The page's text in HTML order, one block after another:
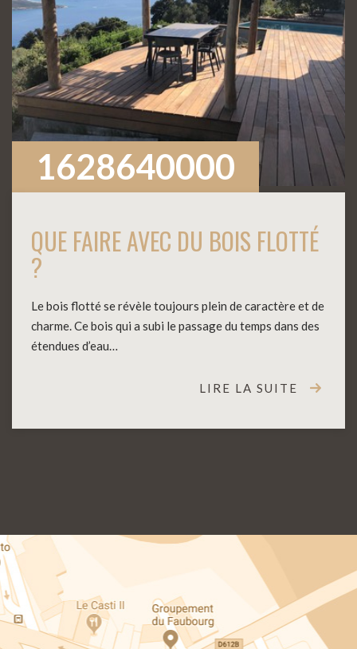
1628640000
QUE FAIRE AVEC DU BOIS FLOTTÉ
?
Le bois flotté se révèle toujours plein de caractère et de
charme. Ce bois qui a subi le passage du temps dans des
étendues d’eau…
LIRE LA SUITE